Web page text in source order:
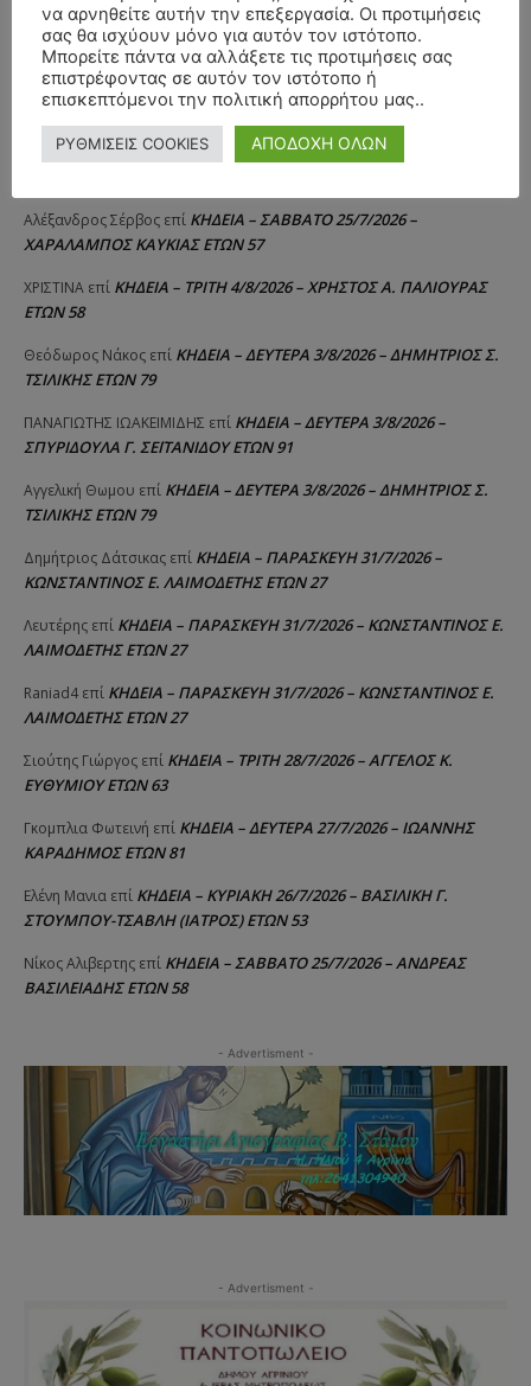
ΣΥΛΛΥΠΗΤΗΡΙΑ ΜΗΝΥΜΑΤΑ
Αλέξανδρος Σέρβος επί ΚΗΔΕΙΑ – ΣΑΒΒΑΤΟ 25/7/2026 –
ΧΑΡΑΛΑΜΠΟΣ ΚΑΥΚΙΑΣ ΕΤΩΝ 57
ΧΡΙΣΤΙΝΑ επί ΚΗΔΕΙΑ – ΤΡΙΤΗ 4/8/2026 – ΧΡΗΣΤΟΣ Α. ΠΑΛΙΟΥΡΑΣ
ΕΤΩΝ 58
Θεόδωρος Νάκος επί ΚΗΔΕΙΑ – ΔΕΥΤΕΡΑ 3/8/2026 – ΔΗΜΗΤΡΙΟΣ Σ.
ΤΣΙΛΙΚΗΣ ΕΤΩΝ 79
ΠΑΝΑΓΙΩΤΗΣ IΩΑΚΕΙΜΙΔΗΣ επί ΚΗΔΕΙΑ – ΔΕΥΤΕΡΑ 3/8/2026 –
ΣΠΥΡΙΔΟΥΛΑ Γ. ΣΕΪΤΑΝΙΔΟΥ ΕΤΩΝ 91
Αγγελική Θωμου επί ΚΗΔΕΙΑ – ΔΕΥΤΕΡΑ 3/8/2026 – ΔΗΜΗΤΡΙΟΣ Σ.
ΤΣΙΛΙΚΗΣ ΕΤΩΝ 79
Δημήτριος Δάτσικας επί ΚΗΔΕΙΑ – ΠΑΡΑΣΚΕΥΗ 31/7/2026 –
ΚΩΝΣΤΑΝΤΙΝΟΣ Ε. ΛΑΙΜΟΔΕΤΗΣ ΕΤΩΝ 27
Λευτέρης επί ΚΗΔΕΙΑ – ΠΑΡΑΣΚΕΥΗ 31/7/2026 – ΚΩΝΣΤΑΝΤΙΝΟΣ Ε.
ΛΑΙΜΟΔΕΤΗΣ ΕΤΩΝ 27
Raniad4 επί ΚΗΔΕΙΑ – ΠΑΡΑΣΚΕΥΗ 31/7/2026 – ΚΩΝΣΤΑΝΤΙΝΟΣ Ε.
ΛΑΙΜΟΔΕΤΗΣ ΕΤΩΝ 27
Σιούτης Γιώργος επί ΚΗΔΕΙΑ – ΤΡΙΤΗ 28/7/2026 – ΑΓΓΕΛΟΣ Κ.
ΕΥΘΥΜΙΟΥ ΕΤΩΝ 63
Γκομπλια Φωτεινή επί ΚΗΔΕΙΑ – ΔΕΥΤΕΡΑ 27/7/2026 – ΙΩΑΝΝΗΣ
ΚΑΡΑΔΗΜΟΣ ΕΤΩΝ 81
Ελένη Μανια επί ΚΗΔΕΙΑ – ΚΥΡΙΑΚΗ 26/7/2026 – ΒΑΣΙΛΙΚΗ Γ.
ΣΤΟΥΜΠΟΥ-ΤΣΑΒΛΗ (ΙΑΤΡΟΣ) ΕΤΩΝ 53
Νίκος Αλιβερτης επί ΚΗΔΕΙΑ – ΣΑΒΒΑΤΟ 25/7/2026 – ΑΝΔΡΕΑΣ
ΒΑΣΙΛΕΙΑΔΗΣ ΕΤΩΝ 58
- Advertisment -
- Advertisment -
να αρνηθείτε αυτήν την επεξεργασία. Οι προτιμήσεις
σας θα ισχύουν μόνο για αυτόν τον ιστότοπο.
Μπορείτε πάντα να αλλάξετε τις προτιμήσεις σας
επιστρέφοντας σε αυτόν τον ιστότοπο ή
επισκεπτόμενοι την πολιτική απορρήτου μας..
ΡΥΘΜΙΣΕΙΣ COOKIES ΑΠΟΔΟΧΗ ΟΛΩΝ